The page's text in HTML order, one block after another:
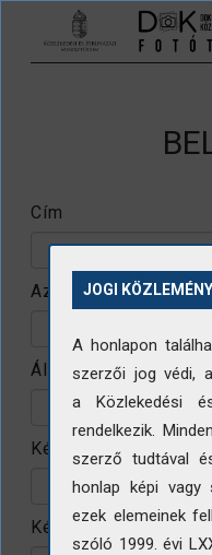
Ugrás a tartalomra
Cím
Azonosító
Állomány
Készítő
Készítés helye
JOGI KÖZLEMÉNY
A honlapon
szerzői jog védi,
a Közlekedési
rendelkezik.
szerző tudtával
honlap képi vagy
ezek elemeinek
szóló 1999. évi